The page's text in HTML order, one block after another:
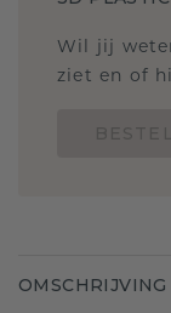
Wil jij
ziet en of
OMSCHRIJVING